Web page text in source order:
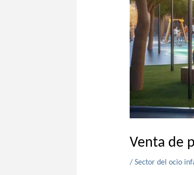
Venta de
/ Sector del ocio